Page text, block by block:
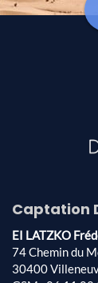
Captation
EI LATZKO
74 Chemin du
30400